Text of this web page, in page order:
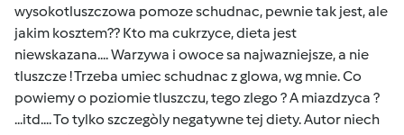
wysokotluszczowa pomoze schudnac, pewnie tak jest, ale
jakim kosztem?? Kto ma cukrzyce, dieta jest
niewskazana.... Warzywa i owoce sa najwazniejsze, a nie
tluszcze ! Trzeba umiec schudnac z glowa, wg mnie. Co
powiemy o poziomie tluszczu, tego zlego ? A miazdzyca ?
...itd.... To tylko szczegòly negatywne tej diety. Autor niech